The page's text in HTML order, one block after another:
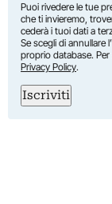
Puoi rivedere le tue
che ti invieremo,
cederà i tuoi dati a
Se scegli di annullare
proprio database.
Privacy Policy.
Iscriviti